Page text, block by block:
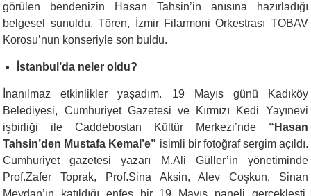
görülen bendenizin Hasan Tahsin’in anısına hazırladığı
belgesel sunuldu. Tören, İzmir Filarmoni Orkestrası TOBAV
Korosu’nun konseriyle son buldu.
İstanbul’da neler oldu?
İnanılmaz etkinlikler yaşadım. 19 Mayıs günü Kadıköy
Belediyesi, Cumhuriyet Gazetesi ve Kırmızı Kedi Yayınevi
işbirliği ile Caddebostan Kültür Merkezi’nde “Hasan
Tahsin’den Mustafa Kemal’e” isimli bir fotoğraf sergim açıldı.
Cumhuriyet gazetesi yazarı M.Ali Güller’in yönetiminde
Prof.Zafer Toprak, Prof.Sina Aksin, Alev Coşkun, Sinan
Meydan’ın katıldığı enfes bir 19 Mayıs paneli gerçekleşti.